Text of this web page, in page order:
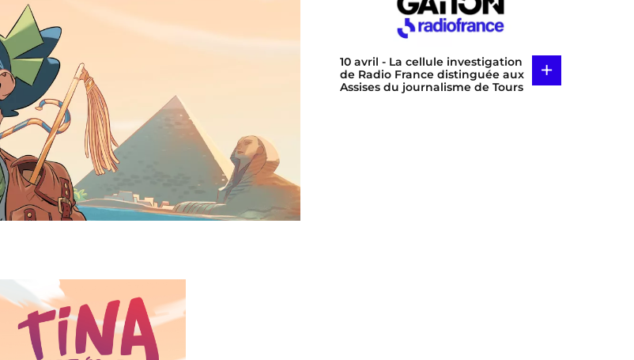
10 avril - La cellule investigation
de Radio France distinguée aux
Assises du journalisme de Tours
+